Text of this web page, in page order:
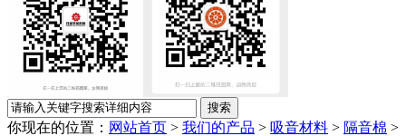
你现在的位置： 网站首页 > 我们的产品 > 吸音材料 > 隔音棉 >